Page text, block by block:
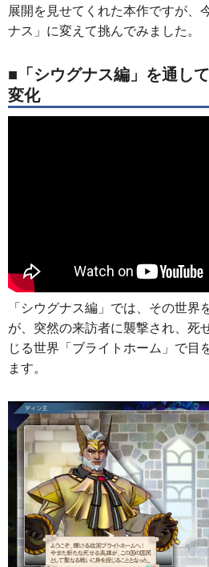
展開を見せてくれた本作ですが、
ナス」に変えて挑んでみました。
■「シウグナス編」を通し
変化
「シウグナス編」では、その世界
が、突然の来訪者に襲撃され、死
じる世界「ブライトホーム」で目
ます。